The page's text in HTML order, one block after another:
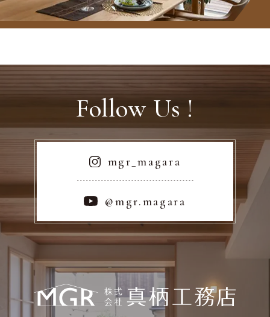
Follow Us !
mgr_magara
@mgr.magara